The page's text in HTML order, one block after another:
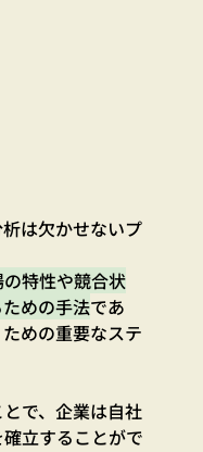
は欠かせないプ
特性や競合状
めの手法であ
めの重要なステ
で、企業は自社
立することがで